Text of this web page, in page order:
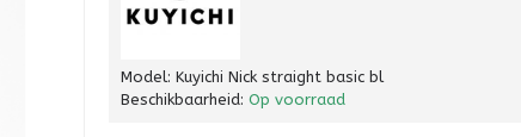
Model: Kuyichi Nick straight basic bl
Beschikbaarheid: Op voorraad